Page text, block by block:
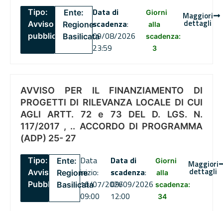
Tipo:
Avviso
pubblico
Ente:
Regione
Basilicata
Data di
scadenza:
09/08/2026
23:59
Giorni
alla
scadenza:
3
Maggiori
dettagli
AVVISO PER IL FINANZIAMENTO DI
PROGETTI DI RILEVANZA LOCALE DI CUI
AGLI ARTT. 72 e 73 DEL D. LGS. N.
117/2017 , .. ACCORDO DI PROGRAMMA
(ADP) 25- 27
Tipo:
Avviso
Pubblico
Ente:
Regione
Basilicata
Data
inizio:
16/07/2026
09:00
Data di
scadenza:
09/09/2026
12:00
Giorni
alla
scadenza:
34
Maggiori
dettagli